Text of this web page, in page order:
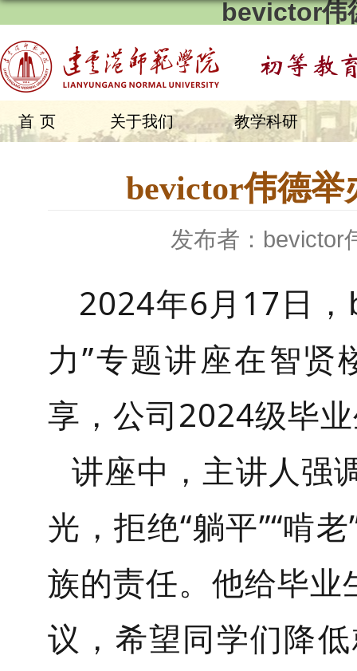
bevictor伟
首页 关于我们 教学科研
bevictor伟德举
发布者：bevictor
2024年6月17日
力”专题讲座在智
享，公司2024级毕
讲座中，主讲人强
光，拒绝“躺平”“啃
族的责任。他给毕业
议，希望同学们降